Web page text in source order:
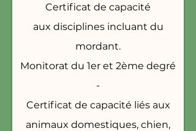
Certificat de capacité
aux disciplines incluant du
mordant.
Monitorat du 1er et 2ème degré
-
Certificat de capacité liés aux
animaux domestiques, chien,